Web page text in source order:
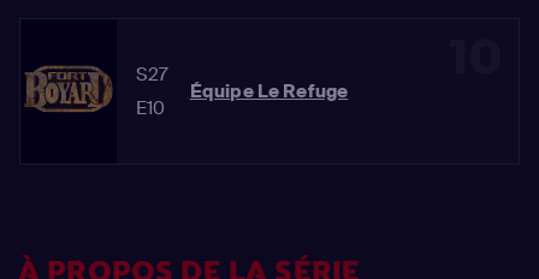
S27
E10
Équipe Le Refuge